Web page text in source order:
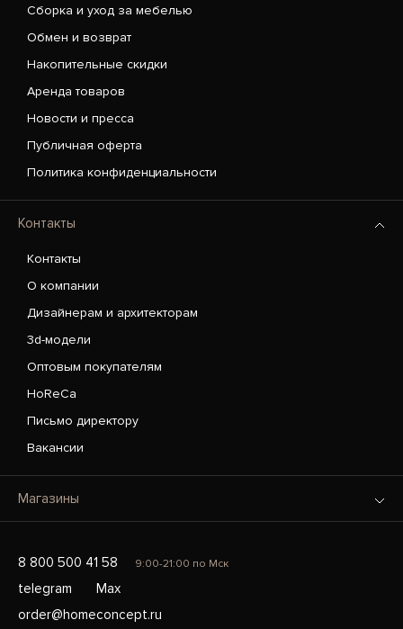
Сборка и уход за мебелью
Обмен и возврат
Накопительные скидки
Аренда товаров
Новости и пресса
Публичная оферта
Политика конфиденциальности
Контакты
Контакты
О компании
Дизайнерам и архитекторам
3d-модели
Оптовым покупателям
HoReCa
Письмо директору
Вакансии
Магазины
8 800 500 41 58 9:00-21:00 по Мск
telegram
Max
order@homeconcept.ru